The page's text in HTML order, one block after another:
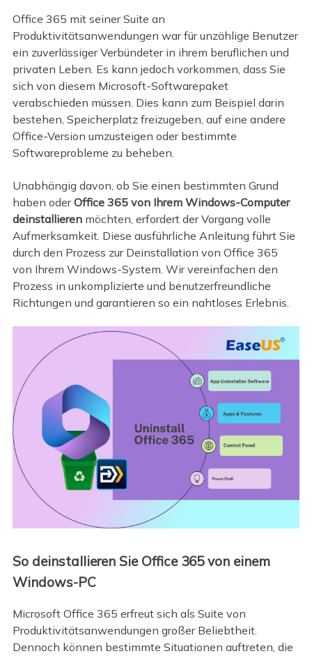
Office 365 mit seiner Suite an
Produktivitätsanwendungen war für unzählige Benutzer
ein zuverlässiger Verbündeter in ihrem beruflichen und
privaten Leben. Es kann jedoch vorkommen, dass Sie
sich von diesem Microsoft-Softwarepaket
verabschieden müssen. Dies kann zum Beispiel darin
bestehen, Speicherplatz freizugeben, auf eine andere
Office-Version umzusteigen oder bestimmte
Softwareprobleme zu beheben.
Unabhängig davon, ob Sie einen bestimmten Grund
haben oderOffice 365 von Ihrem Windows-Computer
deinstallierenmöchten, erfordert der Vorgang volle
Aufmerksamkeit. Diese ausführliche Anleitung führt Sie
durch den Prozess zur Deinstallation von Office 365
von Ihrem Windows-System. Wir vereinfachen den
Prozess in unkomplizierte und benutzerfreundliche
Richtungen und garantieren so ein nahtloses Erlebnis.
So deinstallieren Sie Office 365 von einem
Windows-PC
Microsoft Office 365 erfreut sich als Suite von
Produktivitätsanwendungen großer Beliebtheit.
Dennoch können bestimmte Situationen auftreten, die